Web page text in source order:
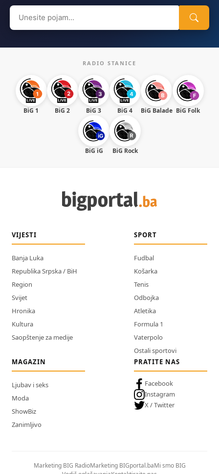
Search
for:
RADIO STANICE
BiG 1 BiG 2 BiG 3 BiG 4 BiG Balade BiG Folk
BiG iG BiG Rock
VIJESTI
Banja Luka
Republika Srpska / BiH
Region
Svijet
Hronika
Kultura
Saopštenje za medije
SPORT
Fudbal
Košarka
Tenis
Odbojka
Atletika
Formula 1
Vaterpolo
Ostali sportovi
MAGAZIN
Ljubav i seks
Moda
ShowBiz
Zanimljivo
PRATITE NAS
Facebook
Instagram
X / Twitter
Marketing BIG RadioMarketing BIGportal.baMi smo BIG